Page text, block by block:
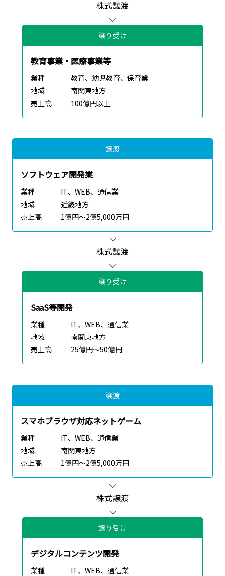
株式譲渡
譲り受け
教育事業・医療事業等
業種
教育、幼児教育、保育業
地域
南関東地方
売上高
100億円以上
譲渡
ソフトウェア開発業
業種
IT、WEB、通信業
地域
近畿地方
売上高
1億円～2億5,000万円
株式譲渡
譲り受け
SaaS等開発
業種
IT、WEB、通信業
地域
南関東地方
売上高
25億円～50億円
譲渡
スマホブラウザ対応ネットゲーム
業種
IT、WEB、通信業
地域
南関東地方
売上高
1億円～2億5,000万円
株式譲渡
譲り受け
デジタルコンテンツ開発
業種
IT、WEB、通信業